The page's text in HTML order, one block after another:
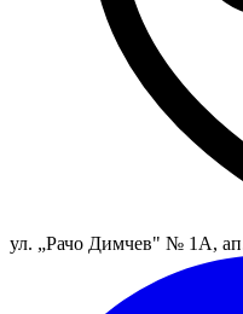
ул. „Рачо Димчев" № 1А,